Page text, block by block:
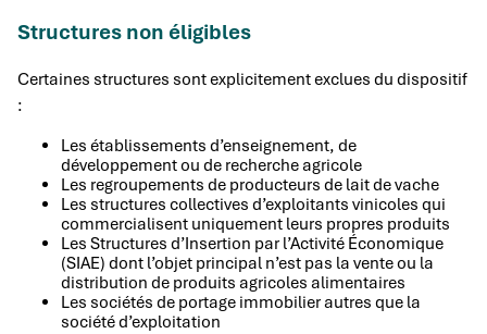
Structures non éligibles
Certaines structures sont explicitement exclues du dispositif
:
Les établissements d’enseignement, de
développement ou de recherche agricole
Les regroupements de producteurs de lait de vache
Les structures collectives d’exploitants vinicoles qui
commercialisent uniquement leurs propres produits
Les Structures d’Insertion par l’Activité Économique
(SIAE) dont l’objet principal n’est pas la vente ou la
distribution de produits agricoles alimentaires
Les sociétés de portage immobilier autres que la
société d’exploitation